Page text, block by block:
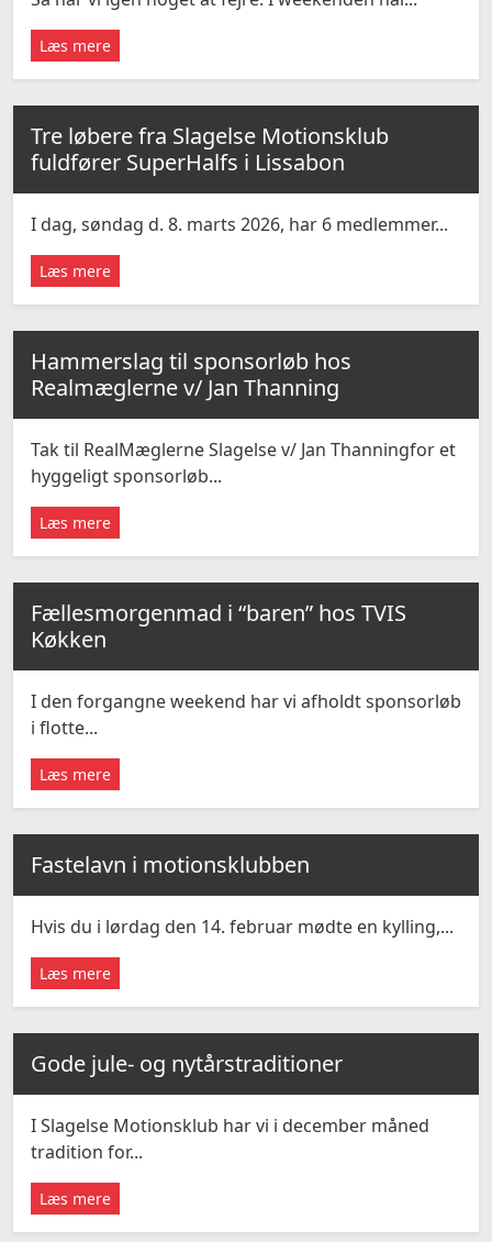
Læs mere
Tre løbere fra Slagelse Motionsklub
fuldfører SuperHalfs i Lissabon
I dag, søndag d. 8. marts 2026, har 6 medlemmer...
Læs mere
Hammerslag til sponsorløb hos
Realmæglerne v/ Jan Thanning
Tak til RealMæglerne Slagelse v/ Jan Thanningfor et
hyggeligt sponsorløb...
Læs mere
Fællesmorgenmad i “baren” hos TVIS
Køkken
I den forgangne weekend har vi afholdt sponsorløb
i flotte...
Læs mere
Fastelavn i motionsklubben
Hvis du i lørdag den 14. februar mødte en kylling,...
Læs mere
Gode jule- og nytårstraditioner
I Slagelse Motionsklub har vi i december måned
tradition for...
Læs mere